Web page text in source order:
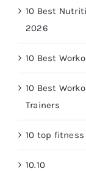
10 Best
2026
10 Best
10 Best
Trainers
10 top
10.10